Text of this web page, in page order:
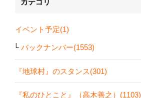
カテゴリ
イベント予定(1)
バックナンバー(1553)
『地球村』のスタンス(301)
『私のひとこと』（高木善之）(1103)